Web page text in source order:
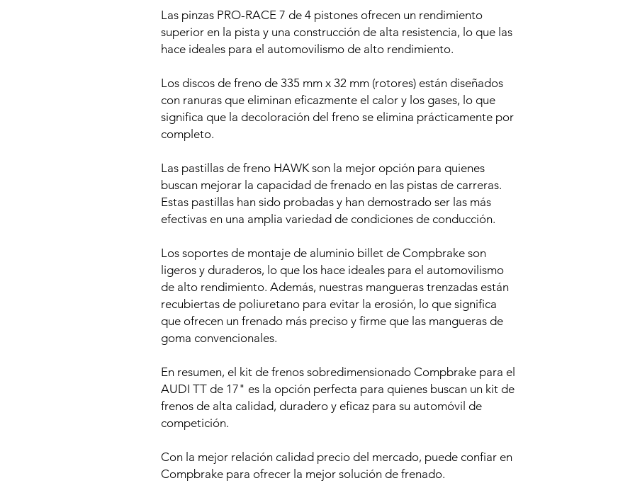
Las pinzas PRO-RACE 7 de 4 pistones ofrecen un rendimiento
superior en la pista y una construcción de alta resistencia, lo que las
hace ideales para el automovilismo de alto rendimiento.
Los discos de freno de 335 mm x 32 mm (rotores) están diseñados
con ranuras que eliminan eficazmente el calor y los gases, lo que
significa que la decoloración del freno se elimina prácticamente por
completo.
Las pastillas de freno HAWK son la mejor opción para quienes
buscan mejorar la capacidad de frenado en las pistas de carreras.
Estas pastillas han sido probadas y han demostrado ser las más
efectivas en una amplia variedad de condiciones de conducción.
Los soportes de montaje de aluminio billet de Compbrake son
ligeros y duraderos, lo que los hace ideales para el automovilismo
de alto rendimiento. Además, nuestras mangueras trenzadas están
recubiertas de poliuretano para evitar la erosión, lo que significa
que ofrecen un frenado más preciso y firme que las mangueras de
goma convencionales.
En resumen, el kit de frenos sobredimensionado Compbrake para el
AUDI TT de 17" es la opción perfecta para quienes buscan un kit de
frenos de alta calidad, duradero y eficaz para su automóvil de
competición.
Con la mejor relación calidad precio del mercado, puede confiar en
Compbrake para ofrecer la mejor solución de frenado.